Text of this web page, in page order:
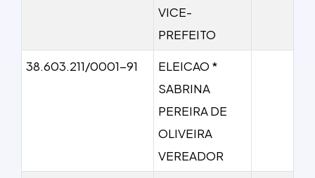
VICE-
PREFEITO
38.603.211/0001-91
ELEICAO *
SABRINA
PEREIRA DE
OLIVEIRA
VEREADOR